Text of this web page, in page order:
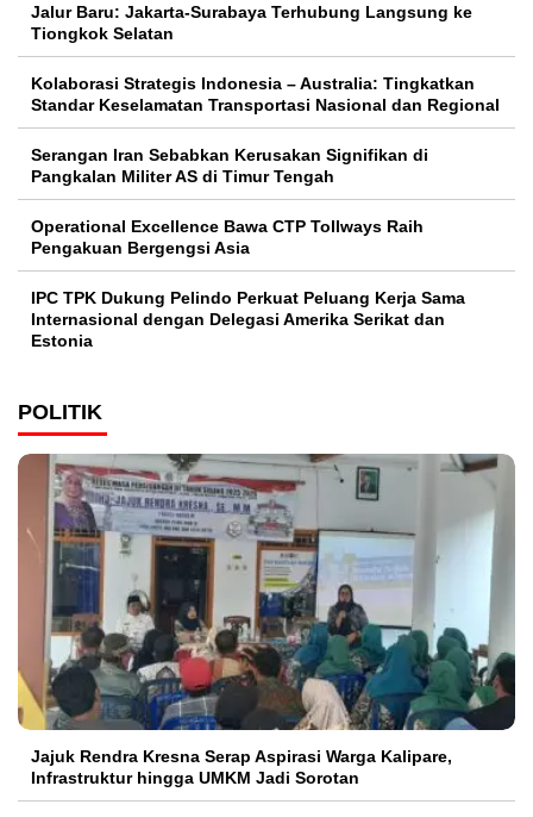
Jalur Baru: Jakarta-Surabaya Terhubung Langsung ke
Tiongkok Selatan
Kolaborasi Strategis Indonesia – Australia: Tingkatkan
Standar Keselamatan Transportasi Nasional dan Regional
Serangan Iran Sebabkan Kerusakan Signifikan di
Pangkalan Militer AS di Timur Tengah
Operational Excellence Bawa CTP Tollways Raih
Pengakuan Bergengsi Asia
IPC TPK Dukung Pelindo Perkuat Peluang Kerja Sama
Internasional dengan Delegasi Amerika Serikat dan
Estonia
POLITIK
Jajuk Rendra Kresna Serap Aspirasi Warga Kalipare,
Infrastruktur hingga UMKM Jadi Sorotan